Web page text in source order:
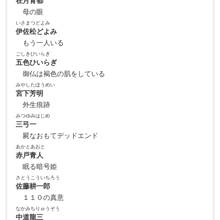
母の眼
伊佐松どよみ
いさまつどよみ
もう一人いる
五色ひいらぎ
ごしきひいらぎ
御仏は褐色の肌をしている
宮下芳明
みやしたほうめい
外生痕跡
三弓一
みつゆみはじめ
屍なおもてデッドエンド
赤戸青人
あかとあおと
眠る暗号姫
佐藤耕一郎
さとうこういちろう
１１０の真意
中道龍三
なかみちりゅうぞう